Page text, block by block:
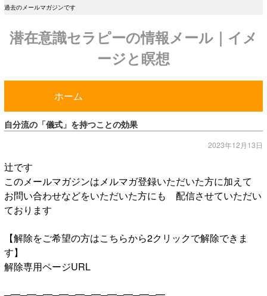
過去のメールマガジンです
潜在意識セラピーの情報メール｜イメ
ージと瞑想
ホーム
自分流の「儀式」を持つことの効果
2023年12月13日
辻です
このメールマガジンはメルマガ登録いただいた方に加えて
お問い合わせなどをいただいた方にも 配信させていただい
ております
【解除をご希望の方はこちらから2クリックで解除できま
す】
解除専用ページURL